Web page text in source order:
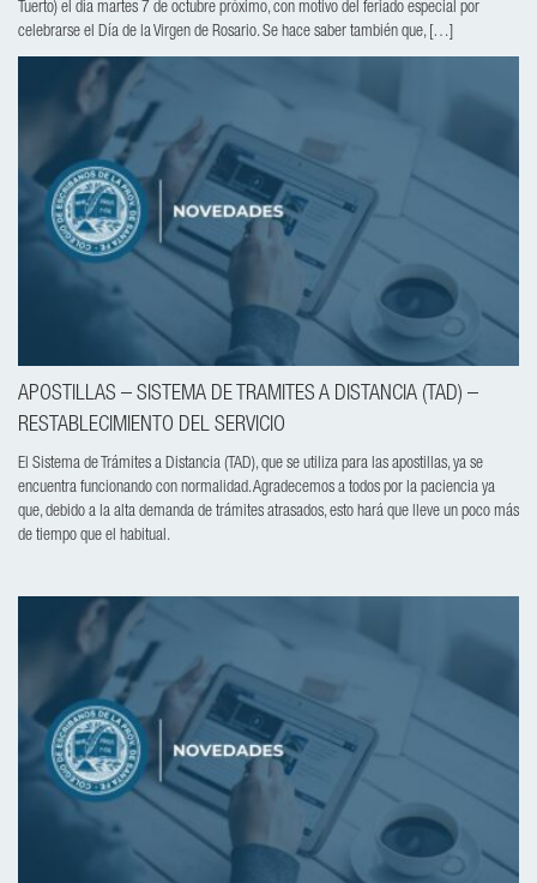
Tuerto) el día martes 7 de octubre próximo, con motivo del feriado especial por
celebrarse el Día de la Virgen de Rosario. Se hace saber también que, […]
APOSTILLAS – SISTEMA DE TRAMITES A DISTANCIA (TAD) –
RESTABLECIMIENTO DEL SERVICIO
El Sistema de Trámites a Distancia (TAD), que se utiliza para las apostillas, ya se
encuentra funcionando con normalidad. Agradecemos a todos por la paciencia ya
que, debido a la alta demanda de trámites atrasados, esto hará que lleve un poco más
de tiempo que el habitual.